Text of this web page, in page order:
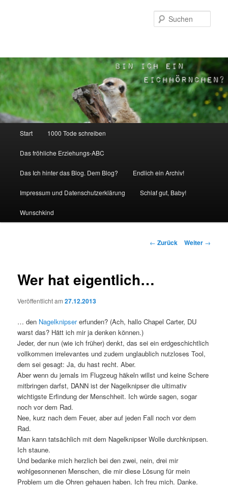
Start 1000 Tode schreiben
Das fröhliche Erziehungs-ABC
Das Ich hinter das Blog. Dem Blog? Endlich ein Archiv!
Impressum und Datenschutzerklärung Schlaf gut, Baby!
Wunschkind
Beitrags-
← Zurück Weiter →
Wer hat eigentlich…
Veröffentlicht am27.12.2013
… den Nagelknipsererfunden? (Ach, hallo Chapel Carter, DU
warst das? Hätt ich mir ja denken können.)
Jeder, der nun (wie ich früher) denkt, das sei ein erdgeschichtlich
vollkommen irrelevantes und zudem unglaublich nutzloses Tool,
dem sei gesagt: Ja, du hast recht. Aber.
Aber wenn du jemals im Flugzeug häkeln willst und keine Schere
mitbringen darfst, DANN ist der Nagelknipser die ultimativ
wichtigste Erfindung der Menschheit. Ich würde sagen, sogar
noch vor dem Rad.
Nee, kurz nach dem Feuer, aber auf jeden Fall noch vor dem
Rad.
Man kann tatsächlich mit dem Nagelknipser Wolle durchknipsen.
Ich staune.
Und bedanke mich herzlich bei den zwei, nein, drei mir
wohlgesonnenen Menschen, die mir diese Lösung für mein
Problem um die Ohren gehauen haben. Ich freu mich. Danke.